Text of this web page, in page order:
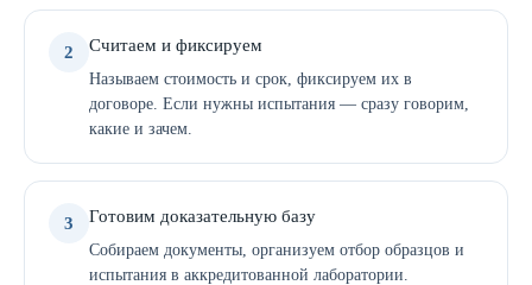
2 Считаем и фиксируем
Называем стоимость и срок, фиксируем их в
договоре. Если нужны испытания — сразу говорим,
какие и зачем.
3 Готовим доказательную базу
Собираем документы, организуем отбор образцов и
испытания в аккредитованной лаборатории.